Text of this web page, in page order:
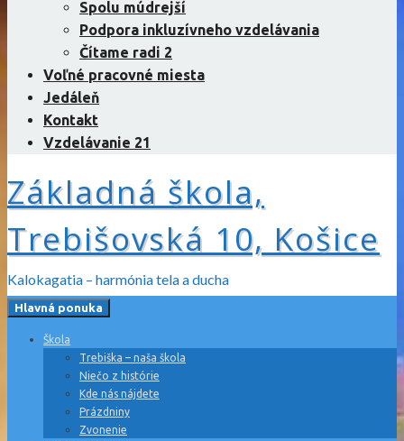
Spolu múdrejší
Podpora inkluzívneho vzdelávania
Čítame radi 2
Voľné pracovné miesta
Jedáleň
Kontakt
Vzdelávanie 21
Základná škola,
Trebišovská 10, Košice
Kalokagatia – harmónia tela a ducha
Hlavná ponuka
Škola
Trebiška – naša škola
Niečo z histórie
Kde nás nájdete
Prázdniny
Zvonenie